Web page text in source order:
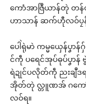
ကောံအာဇြဳယာန်တုဲ တ
ဟာသာန် ဆက်ဟီုလဝ်ပၠ
ပေါဲရုဲမာဲ ကမ္မယှေန်
င်ကဵု ပရေင်အုပ်ဓုပ်ပၞာန်
ရဲဍုင်ပလိုတ်ကဵု ညးချဳဒ
အိုတ်တုဲ လ္တူဏအ် ဂကောံ
လဝ်ရ။